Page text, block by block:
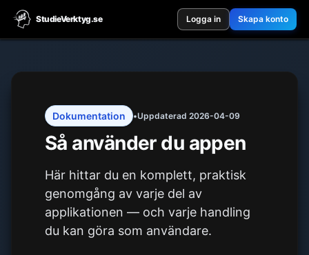
StudieVerktyg.se Logga in Skapa konto
Dokumentation •Uppdaterad 2026-04-09
Så använder du appen
Här hittar du en komplett, praktisk
genomgång av varje del av
applikationen — och varje handling
du kan göra som användare.